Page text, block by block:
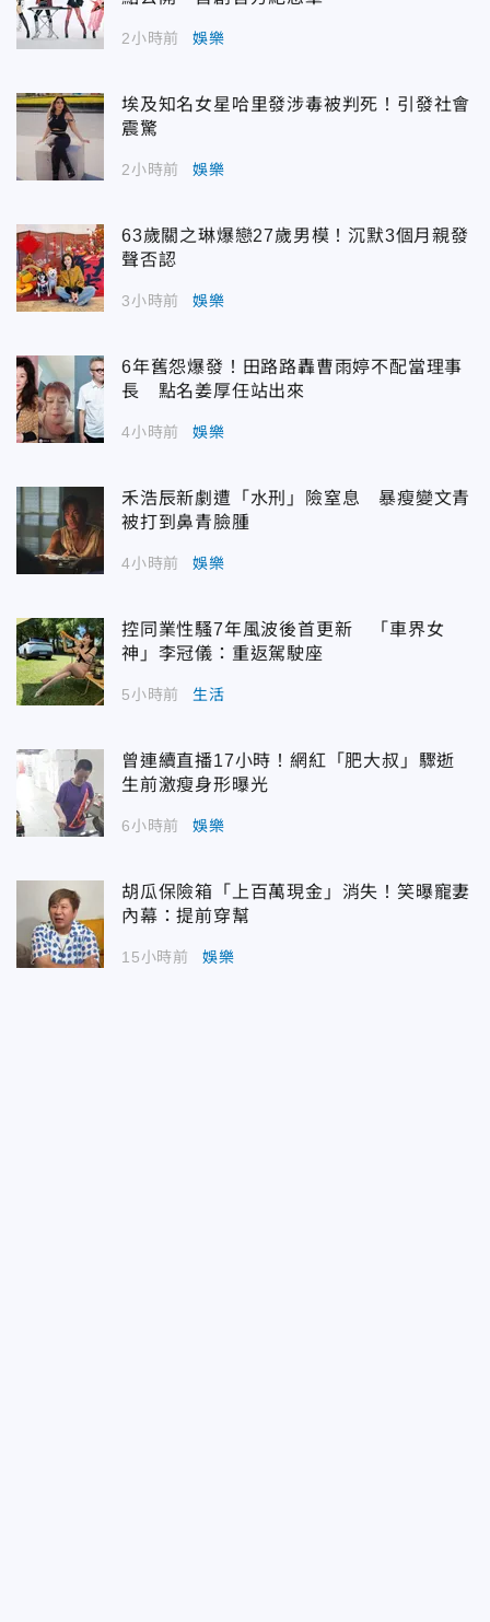
2小時前 娛樂
埃及知名女星哈里發涉毒被判死！引發社會
震驚
2小時前 娛樂
63歲關之琳爆戀27歲男模！沉默3個月親發
聲否認
3小時前 娛樂
6年舊怨爆發！田路路轟曹雨婷不配當理事
長 點名姜厚任站出來
4小時前 娛樂
禾浩辰新劇遭「水刑」險窒息 暴瘦變文青
被打到鼻青臉腫
4小時前 娛樂
控同業性騷7年風波後首更新 「車界女
神」李冠儀：重返駕駛座
5小時前 生活
曾連續直播17小時！網紅「肥大叔」驟逝
生前激瘦身形曝光
6小時前 娛樂
胡瓜保險箱「上百萬現金」消失！笑曝寵妻
內幕：提前穿幫
15小時前 娛樂